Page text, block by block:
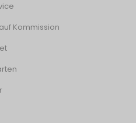
Kommission